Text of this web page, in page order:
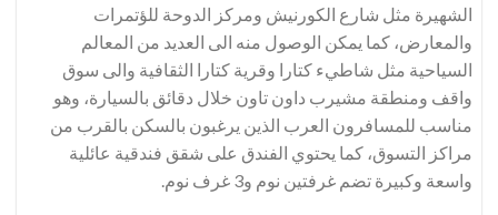
الشهيرة مثل شارع الكورنيش ومركز الدوحة للؤتمرات
والمعارض، كما يمكن الوصول منه الى العديد من المعالم
السياحية مثل شاطيء كتارا وقرية كتارا الثقافية والى سوق
واقف ومنطقة مشيرب داون تاون خلال دقائق بالسيارة، وهو
مناسب للمسافرون العرب الذين يرغبون بالسكن بالقرب من
مراكز التسوق، كما يحتوي الفندق على شقق فندقية عائلية
واسعة وكبيرة تضم غرفتين نوم و3 غرف نوم.